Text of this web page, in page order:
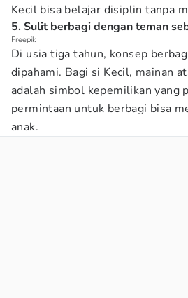
Kecil bisa belajar disiplin tanpa
5. Sulit berbagi dengan teman
Freepik
Di usia tiga tahun, konsep
dipahami. Bagi si Kecil, mainan
adalah simbol kepemilikan yang
permintaan untuk berbagi bisa
anak.